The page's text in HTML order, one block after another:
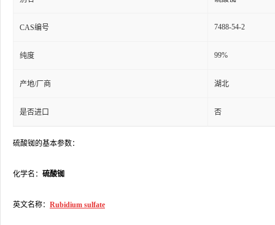
CAS编号 7488-54-2
纯度 99%
产地/厂商 湖北
是否进口 否
硫酸铷的基本参数：
化学名： 硫酸铷
英文名称： Rubidium sulfate